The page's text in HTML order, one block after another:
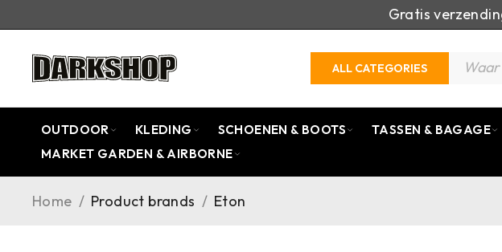
Gratis
ALL CATEGORIES
OUTDOOR KLEDING SCHOENEN & BOOTS TASSEN & BAGAGE
MARKET GARDEN & AIRBORNE
Home / Product brands / Eton